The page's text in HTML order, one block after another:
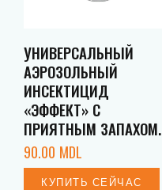
УНИВЕРСАЛЬНЫЙ
АЭРОЗОЛЬНЫЙ
ИНСЕКТИЦИД
«ЭФФЕКТ» С
ПРИЯТНЫМ ЗАПАХОМ.
90.00 MDL
КУПИТЬ СЕЙЧАС